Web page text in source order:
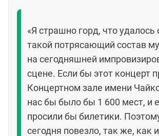
«Я страшно горд, что удалось
такой потрясающий состав
на сегодняшней
сцене. Если бы этот концерт
Концертном зале имени
нас бы было бы 1 600 мест, и
просили бы билетики.
сегодня повезло, так же, как